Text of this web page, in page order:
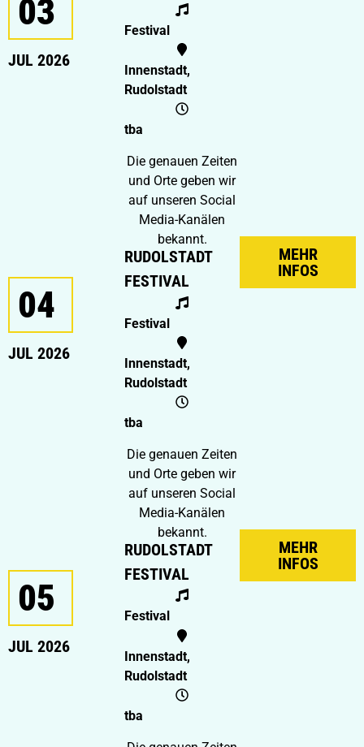
03
JUL 2026
Festival
Innenstadt,
Rudolstadt
tba
Die genauen Zeiten
und Orte geben wir
auf unseren Social
Media-Kanälen
bekannt.
04
JUL 2026
RUDOLSTADT
FESTIVAL
Festival
Innenstadt,
Rudolstadt
tba
Die genauen Zeiten
und Orte geben wir
auf unseren Social
Media-Kanälen
bekannt.
MEHR
INFOS
05
JUL 2026
RUDOLSTADT
FESTIVAL
Festival
Innenstadt,
Rudolstadt
tba
MEHR
INFOS